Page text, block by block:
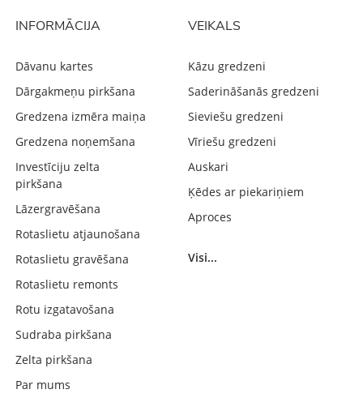
INFORMĀCIJA
Dāvanu kartes
Dārgakmeņu pirkšana
Gredzena izmēra maiņa
Gredzena noņemšana
Investīciju zelta
pirkšana
Lāzergravēšana
Rotaslietu atjaunošana
Rotaslietu gravēšana
Rotaslietu remonts
Rotu izgatavošana
Sudraba pirkšana
Zelta pirkšana
Par mums
VEIKALS
Kāzu gredzeni
Saderināšanās gredzeni
Sieviešu gredzeni
Vīriešu gredzeni
Auskari
Ķēdes ar piekariņiem
Aproces
Visi...